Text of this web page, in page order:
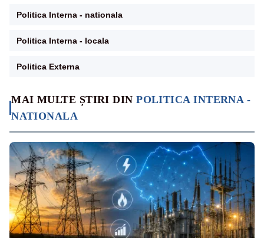
MAI MULTE ȘTIRI DINPOLITICA INTERNA -
NATIONALA
Politica Interna - nationala
Politica Interna - locala
Politica Externa